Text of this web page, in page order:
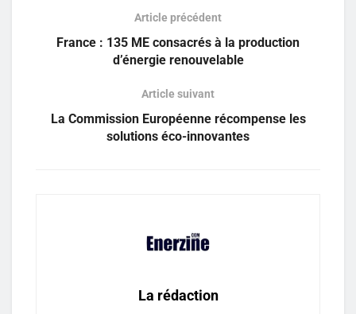
Article précédent
France : 135 ME consacrés à la production
d’énergie renouvelable
Article suivant
La Commission Européenne récompense les
solutions éco-innovantes
La rédaction